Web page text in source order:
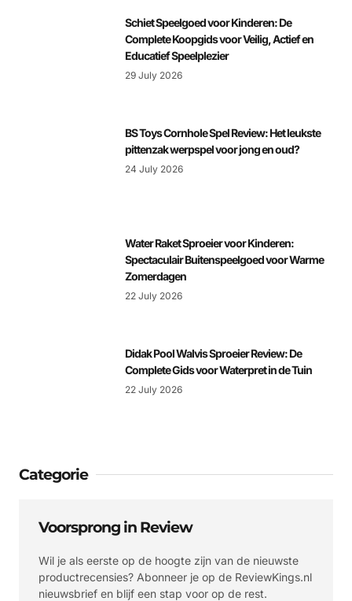
Schiet Speelgoed voor Kinderen: De
Complete Koopgids voor Veilig, Actief en
Educatief Speelplezier
29 July 2026
BS Toys Cornhole Spel Review: Het leukste
pittenzak werpspel voor jong en oud?
24 July 2026
Water Raket Sproeier voor Kinderen:
Spectaculair Buitenspeelgoed voor Warme
Zomerdagen
22 July 2026
Didak Pool Walvis Sproeier Review: De
Complete Gids voor Waterpret in de Tuin
22 July 2026
Categorie
Voorsprong in Review
Wil je als eerste op de hoogte zijn van de nieuwste
productrecensies? Abonneer je op de ReviewKings.nl
nieuwsbrief en blijf een stap voor op de rest.